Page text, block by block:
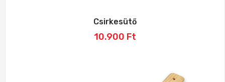
Csirkesütő
10.900 Ft